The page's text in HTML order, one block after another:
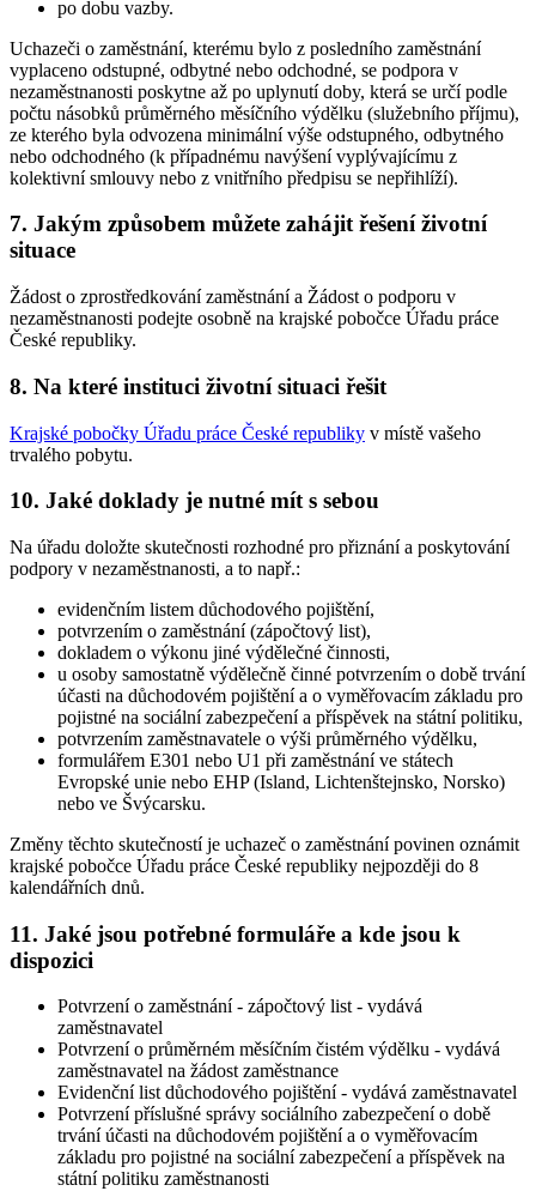
po dobu vazby.
Uchazeči o zaměstnání, kterému bylo z posledního zaměstnání
vyplaceno odstupné, odbytné nebo odchodné, se podpora v
nezaměstnanosti poskytne až po uplynutí doby, která se určí podle
počtu násobků průměrného měsíčního výdělku (služebního příjmu),
ze kterého byla odvozena minimální výše odstupného, odbytného
nebo odchodného (k případnému navýšení vyplývajícímu z
kolektivní smlouvy nebo z vnitřního předpisu se nepřihlíží).
7. Jakým způsobem můžete zahájit řešení životní
situace
Žádost o zprostředkování zaměstnání a Žádost o podporu v
nezaměstnanosti podejte osobně na krajské pobočce Úřadu práce
České republiky.
8. Na které instituci životní situaci řešit
Krajské pobočky Úřadu práce České republiky v místě vašeho
trvalého pobytu.
10. Jaké doklady je nutné mít s sebou
Na úřadu doložte skutečnosti rozhodné pro přiznání a poskytování
podpory v nezaměstnanosti, a to např.:
evidenčním listem důchodového pojištění,
potvrzením o zaměstnání (zápočtový list),
dokladem o výkonu jiné výdělečné činnosti,
u osoby samostatně výdělečně činné potvrzením o době trvání
účasti na důchodovém pojištění a o vyměřovacím základu pro
pojistné na sociální zabezpečení a příspěvek na státní politiku,
potvrzením zaměstnavatele o výši průměrného výdělku,
formulářem E301 nebo U1 při zaměstnání ve státech
Evropské unie nebo EHP (Island, Lichtenštejnsko, Norsko)
nebo ve Švýcarsku.
Změny těchto skutečností je uchazeč o zaměstnání povinen oznámit
krajské pobočce Úřadu práce České republiky nejpozději do 8
kalendářních dnů.
11. Jaké jsou potřebné formuláře a kde jsou k
dispozici
Potvrzení o zaměstnání - zápočtový list - vydává
zaměstnavatel
Potvrzení o průměrném měsíčním čistém výdělku - vydává
zaměstnavatel na žádost zaměstnance
Evidenční list důchodového pojištění - vydává zaměstnavatel
Potvrzení příslušné správy sociálního zabezpečení o době
trvání účasti na důchodovém pojištění a o vyměřovacím
základu pro pojistné na sociální zabezpečení a příspěvek na
státní politiku zaměstnanosti